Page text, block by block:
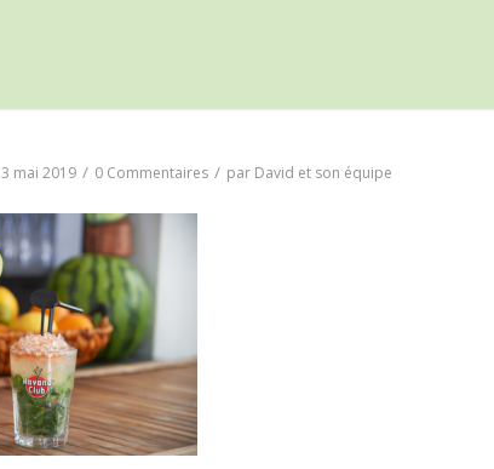
3 mai 2019 / 0 Commentaires / par David et son équipe